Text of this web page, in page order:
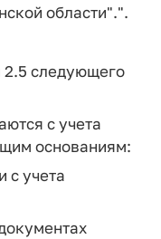
области".".
2.5 следующего
с учета
основаниям:
с учета